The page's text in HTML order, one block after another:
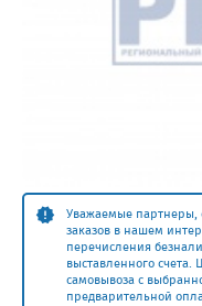
Уважаемые партнеры,
заказов в нашем
перечисления
выставленного счета.
самовывоза с
предварительной